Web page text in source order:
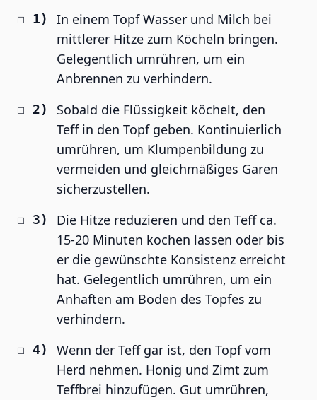
In einem Topf Wasser und Milch bei
mittlerer Hitze zum Köcheln bringen.
Gelegentlich umrühren, um ein
Anbrennen zu verhindern.
Sobald die Flüssigkeit köchelt, den
Teff in den Topf geben. Kontinuierlich
umrühren, um Klumpenbildung zu
vermeiden und gleichmäßiges Garen
sicherzustellen.
Die Hitze reduzieren und den Teff ca.
15-20 Minuten kochen lassen oder bis
er die gewünschte Konsistenz erreicht
hat. Gelegentlich umrühren, um ein
Anhaften am Boden des Topfes zu
verhindern.
Wenn der Teff gar ist, den Topf vom
Herd nehmen. Honig und Zimt zum
Teffbrei hinzufügen. Gut umrühren,